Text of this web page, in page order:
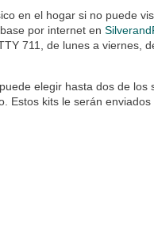
en el hogar si no puede
por internet en
711, de lunes a viernes,
elegir hasta dos de los
Estos kits le serán